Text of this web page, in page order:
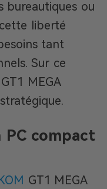
bureautiques ou
liberté
tant
Sur ce
MEGA
compact
GT1 MEGA